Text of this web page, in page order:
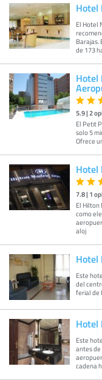
Hotel
El Hotel
Barajas.
de 173
Hotel
5.9|2
El Petit
solo 5
Ofrece
7.8| 1
El
como
aloj
Hotel
Este
del
ferial de
Hotel
Este
antes de
cadena h